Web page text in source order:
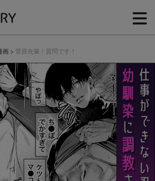
画 > 菅原先輩！質問です！